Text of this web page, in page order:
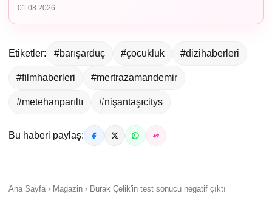
01.08.2026
Etiketler: #barışarduç #çocukluk #dizihaberleri
#filmhaberleri #mertrazamandemir
#metehanparıltı #nişantaşıcitys
Bu haberi paylaş:
Ana Sayfa › Magazin › Burak Çelik'in test sonucu negatif çıktı